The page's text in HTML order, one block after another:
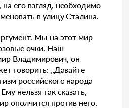
на его взгляд, необходимо
в улицу Сталина.
Мы на этот мир
очки. Наш
Владимирович, он
говорить: „Давайте
российского народа
нельзя так сказать,
ополчится против него.